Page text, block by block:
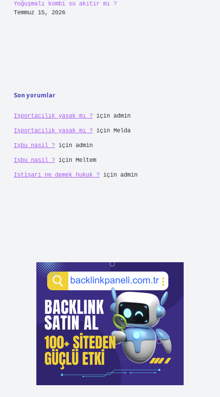
Yoğuşmalı kombi su akıtır mı ?
Temmuz 15, 2026
Son yorumlar
Işportacılık yasak mı ? için admin
Işportacılık yasak mı ? için Melda
Işbu nasil ? için admin
Işbu nasil ? için Meltem
Istişari ne demek hukuk ? için admin